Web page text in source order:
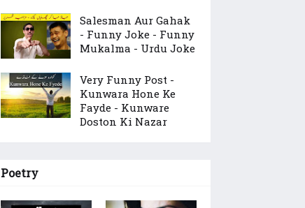
Salesman Aur Gahak
- Funny Joke - Funny
Mukalma - Urdu Joke
Very Funny Post -
Kunwara Hone Ke
Fayde - Kunware
Doston Ki Nazar
Poetry